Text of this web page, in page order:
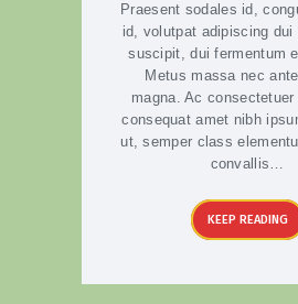
Praesent sodales id,
id, volutpat adipiscing dui
suscipit, dui fermentum
Metus massa nec
magna. Ac
consequat amet nibh
ut, semper class
convallis…
KEEP READING